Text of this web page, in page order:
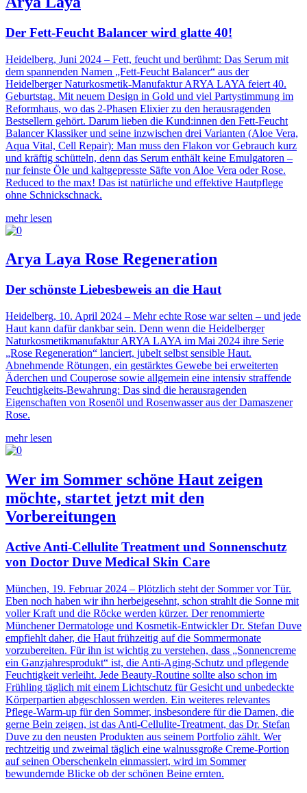
Der Fett-Feucht Balancer wird glatte 40!
Heidelberg, Juni 2024 – Fett, feucht und berühmt: Das Serum mit
dem spannenden Namen „Fett-Feucht Balancer“ aus der
Heidelberger Naturkosmetik-Manufaktur ARYA LAYA feiert 40.
Geburtstag. Mit neuem Design in Gold und viel Partystimmung im
Reformhaus, wo das 2-Phasen Elixier zu den herausragenden
Bestsellern gehört. Darum lieben die Kund:innen den Fett-Feucht
Balancer Klassiker und seine inzwischen drei Varianten (Aloe Vera,
Aqua Vital, Cell Repair): Man muss den Flakon vor Gebrauch kurz
und kräftig schütteln, denn das Serum enthält keine Emulgatoren –
nur feinste Öle und kaltgepresste Säfte von Aloe Vera oder Rose.
Reduced to the max! Das ist natürliche und effektive Hautpflege
ohne Schnickschnack.
mehr lesen
Arya Laya Rose Regeneration
Der schönste Liebesbeweis an die Haut
Heidelberg, 10. April 2024 – Mehr echte Rose war selten – und jede
Haut kann dafür dankbar sein. Denn wenn die Heidelberger
Naturkosmetikmanufaktur ARYA LAYA im Mai 2024 ihre Serie
„Rose Regeneration“ lanciert, jubelt selbst sensible Haut.
Abnehmende Rötungen, ein gestärktes Gewebe bei erweiterten
Äderchen und Couperose sowie allgemein eine intensiv straffende
Feuchtigkeits-Bewahrung: Das sind die herausragenden
Eigenschaften von Rosenöl und Rosenwasser aus der Damaszener
Rose.
mehr lesen
Wer im Sommer schöne Haut zeigen
möchte, startet jetzt mit den
Vorbereitungen
Active Anti-Cellulite Treatment und Sonnenschutz
von Doctor Duve Medical Skin Care
München, 19. Februar 2024 – Plötzlich steht der Sommer vor Tür.
Eben noch haben wir ihn herbeigesehnt, schon strahlt die Sonne mit
voller Kraft und die Röcke werden kürzer. Der renommierte
Münchener Dermatologe und Kosmetik-Entwickler Dr. Stefan Duve
empfiehlt daher, die Haut frühzeitig auf die Sommermonate
vorzubereiten. Für ihn ist wichtig zu verstehen, dass „Sonnencreme
ein Ganzjahresprodukt“ ist, die Anti-Aging-Schutz und pflegende
Feuchtigkeit verleiht. Jede Beauty-Routine sollte also schon im
Frühling täglich mit einem Lichtschutz für Gesicht und unbedeckte
Körperpartien abgeschlossen werden. Ein weiteres relevantes
Pflege-Warm-up für den Sommer, insbesondere für die Damen, die
gerne Bein zeigen, ist das Anti-Cellulite-Treatment, das Dr. Stefan
Duve zu den neusten Produkten aus seinem Portfolio zählt. Wer
rechtzeitig und zweimal täglich eine walnussgroße Creme-Portion
auf seinen Oberschenkeln einmassiert, wird im Sommer
bewundernde Blicke ob der schönen Beine ernten.